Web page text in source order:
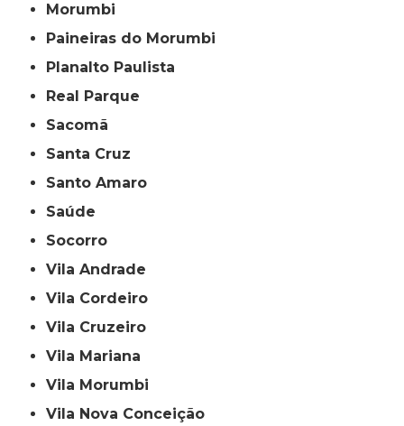
Morumbi
Paineiras do Morumbi
Planalto Paulista
Real Parque
Sacomã
Santa Cruz
Santo Amaro
Saúde
Socorro
Vila Andrade
Vila Cordeiro
Vila Cruzeiro
Vila Mariana
Vila Morumbi
Vila Nova Conceição